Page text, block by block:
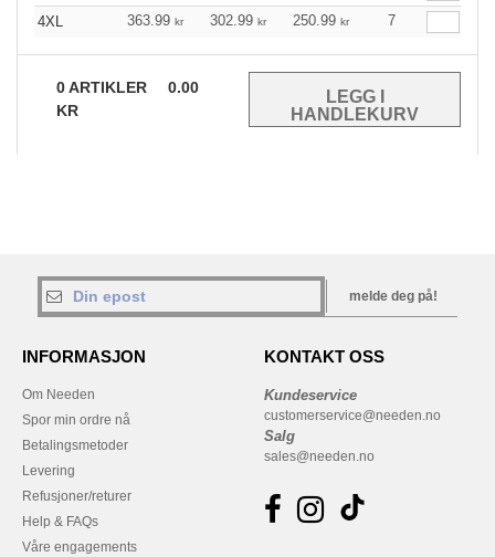
4XL
363.99 kr 302.99 kr 250.99 kr 7
0ARTIKLER
0.00
KR
melde deg på!
INFORMASJON
Om Needen
Spor min ordre nå
Betalingsmetoder
Levering
Refusjoner/returer
Help & FAQs
Våre engagements
KONTAKT OSS
Kundeservice
customerservice@needen.no
Salg
sales@needen.no